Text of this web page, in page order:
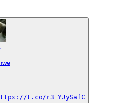
https://t.co/r3IYJySafC